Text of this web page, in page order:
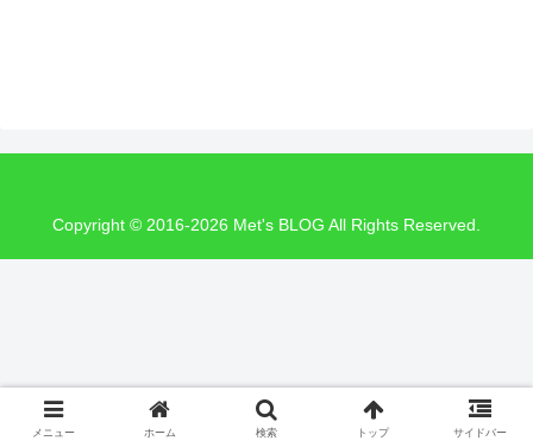
Copyright © 2016-2026 Met's BLOG All Rights Reserved.
メニュー ホーム 検索 トップ サイドバー